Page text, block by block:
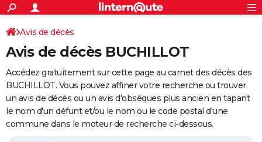
ACTUALITÉS
Politique
Société
Faits Divers
Education
Monde
Villes
+
SPORT
Coupe du monde 2026
Football
Tennis
Cyclisme
Rugby
Forum
Programme TV
TNT
Streaming
Cinéma
Sorties cinéma
Musique
+
FINANCE
Impôts
Immobilier
Risques naturels par ville
Banque
Assurance
Crédit
AUTO
Essais
Réserver un essai
Citadines
Berlines
SUV
Forum auto
+
Avis de décès
Avis de décès BUCHILLOT
Accédez gratuitement sur cette page au carnet des décès des
BUCHILLOT. Vous pouvez affiner votre recherche ou trouver
un avis de décès ou un avis d'obsèques plus ancien en tapant
le nom d'un défunt et/ou le nom ou le code postal d'une
commune dans le moteur de recherche ci-dessous.